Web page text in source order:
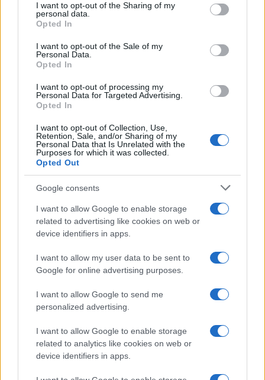
not limited to your visit or usage behaviour. You may click to
grant or deny consent to Google and its third-party tags to
use your data for below specified purposes in below Google
consent section.
I want to opt-out of the Sharing of my
personal data.
Opted In
I want to opt-out of the Sale of my
Personal Data.
Opted In
I want to opt-out of processing my
Personal Data for Targeted Advertising.
Opted In
I want to opt-out of Collection, Use,
Retention, Sale, and/or Sharing of my
Personal Data that Is Unrelated with the
Purposes for which it was collected.
Opted Out
Google consents
I want to allow Google to enable storage
related to advertising like cookies on web or
device identifiers in apps.
I want to allow my user data to be sent to
Google for online advertising purposes.
I want to allow Google to send me
personalized advertising.
I want to allow Google to enable storage
related to analytics like cookies on web or
device identifiers in apps.
Continua a leggere
LIFESTYLE